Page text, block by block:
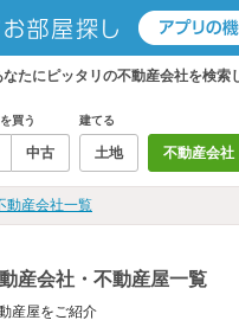
たにピッタリの不動産会社を検索
買う
中古
建てる
土地 不動産会社
動産会社一覧
産会社・不動産屋一覧
産屋をご紹介